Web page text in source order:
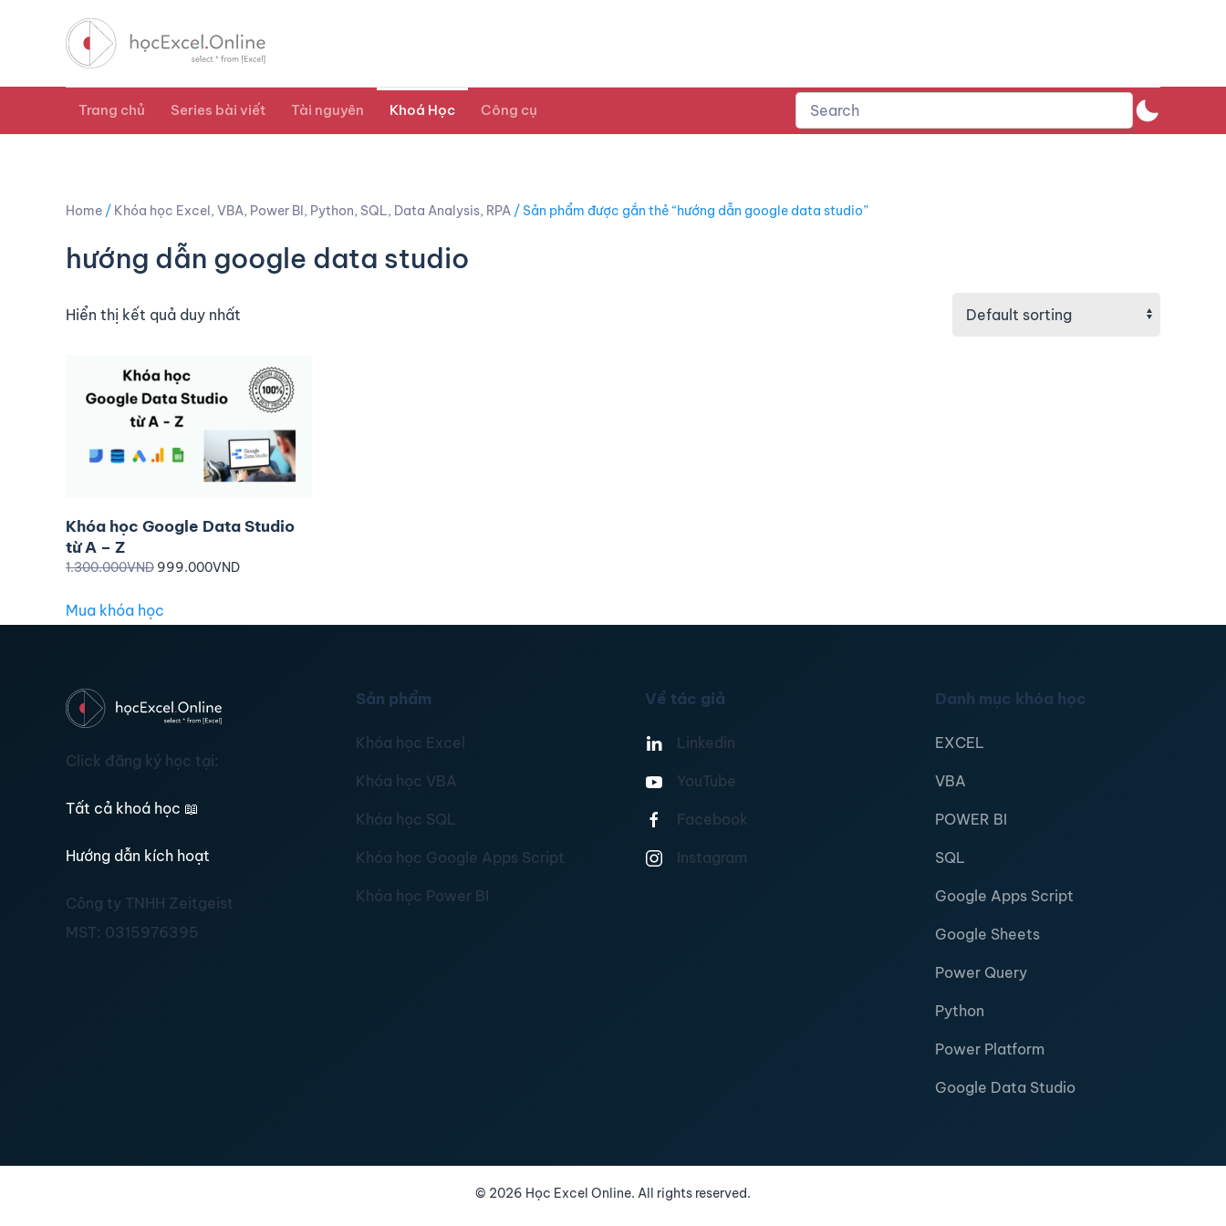
Trang chủ Series bài viết Tài nguyên Khoá Học Công cụ
Home / Khóa học Excel, VBA, Power BI, Python, SQL, Data Analysis, RPA / Sản phẩm được gắn thẻ “hướng dẫn google data studio”
hướng dẫn google data studio
Hiển thị kết quả duy nhất
Khóa học Google Data Studio
từ A – Z
1.300.000VND 999.000VND
Mua khóa học
Click đăng ký học tại:
Tất cả khoá học 📖
Hướng dẫn kích hoạt
Công ty TNHH Zeitgeist
MST: 0315976395
Sản phẩm
Khóa học Excel
Khóa học VBA
Khóa học SQL
Khóa học Google Apps Script
Khóa học Power BI
Về tác giả
Linkedin
YouTube
Facebook
Instagram
Danh mục khóa học
EXCEL
VBA
POWER BI
SQL
Google Apps Script
Google Sheets
Power Query
Python
Power Platform
Google Data Studio
© 2026 Học Excel Online. All rights reserved.